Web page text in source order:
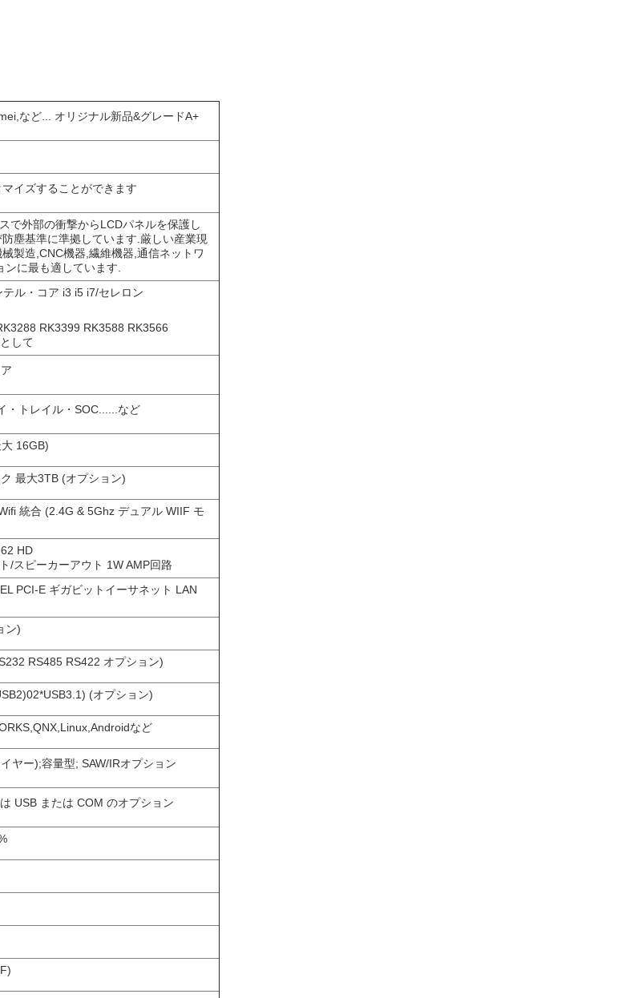
など... オリジナル新品&グレードA+
イズすることができます
で外部の衝撃からLCDパネルを保護し
塵基準に準拠しています.厳しい産業現
製造,CNC機器,繊維機器,通信ネットワ
に最も適しています.
ル・コア i3 i5 i7/セレロン
RK3399 RK3588 RK3566
して
・トレイル・SOC......など
16GB)
最大3TB (オプション)
統合 (2.4G & 5Ghz デュアル WIIF モ
HD
/スピーカーアウト 1W AMP回路
PCI-E ギガビットイーサネット LAN
ン)
RS485 RS422 オプション)
(オプション)
など
ヤー);容量型; SAW/IRオプション
USB または COM のオプション